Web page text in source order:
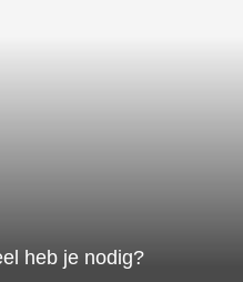
heb je nodig?